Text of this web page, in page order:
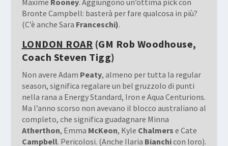
Maxime Rooney. Aggiungono un’ottima pick con
Bronte Campbell: basterà per fare qualcosa in più?
(C’è anche Sara Franceschi).
LONDON ROAR (GM Rob Woodhouse,
Coach Steven Tigg)
Non avere Adam Peaty, almeno per tutta la regular
season, significa regalare un bel gruzzolo di punti
nella rana a Energy Standard, Iron e Aqua Centurions.
Ma l’anno scorso non avevano il blocco australiano al
completo, che significa guadagnare Minna
Atherthon, Emma McKeon, Kyle Chalmers e Cate
Campbell. Pericolosi. (Anche Ilaria Bianchicon loro).